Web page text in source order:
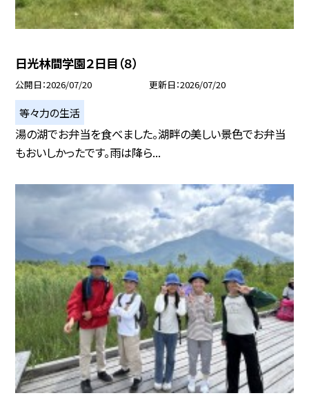
日光林間学園２日目（８）
公開日 2026/07/20 更新日 2026/07/20
等々力の生活
湯の湖でお弁当を食べました。湖畔の美しい景色でお弁当
もおいしかったです。雨は降ら...